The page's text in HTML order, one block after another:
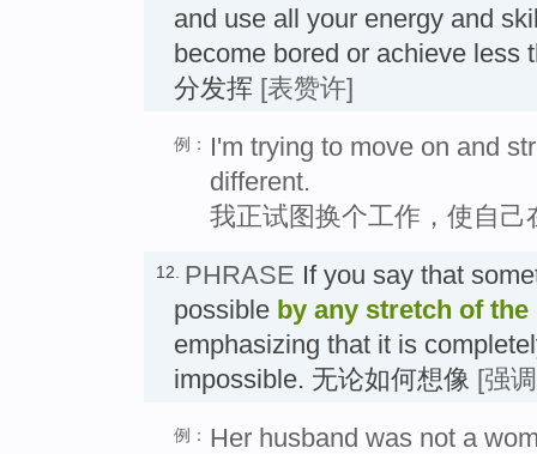
and use all your energy and
become bored or achieve less
分发挥 [表赞许]
例：
I'm trying to move on and
different.
我正试图换个工作，使自
12. PHRASE If you say that
possible by any stretch of
emphasizing that it is
impossible. 无论如何想像 [强
例： Her husband was not a